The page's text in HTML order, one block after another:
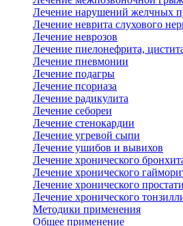
Лечение нарушений желчных
Лечение неврита слухового
Лечение неврозов
Лечение пиелонефрита,
Лечение пневмонии
Лечение подагры
Лечение псориаза
Лечение радикулита
Лечение себореи
Лечение стенокардии
Лечение угревой сыпи
Лечение ушибов и вывихов
Лечение хронического
Лечение хронического
Лечение хронического
Лечение хронического
Методики применения
Общее применение